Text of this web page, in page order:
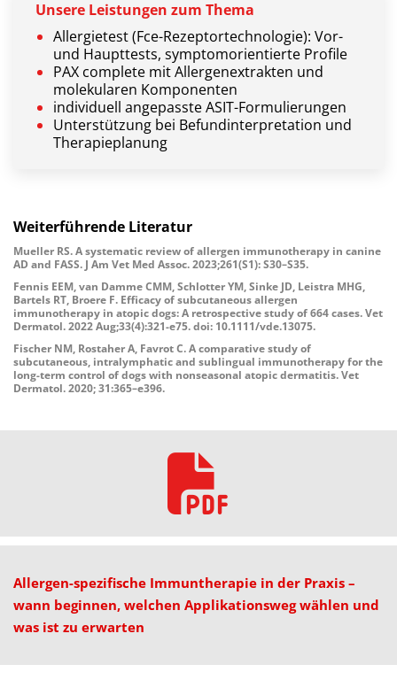
Unsere Leistungen zum Thema
Allergietest (Fce-Rezeptortechnologie): Vor-
und Haupttests, symptomorientierte Profile
PAX complete mit Allergenextrakten und
molekularen Komponenten
individuell angepasste ASIT-Formulierungen
Unterstützung bei Befundinterpretation und
Therapieplanung
Weiterführende Literatur
Mueller RS. A systematic review of allergen immunotherapy in canine
AD and FASS. J Am Vet Med Assoc. 2023;261(S1): S30–S35.
Fennis EEM, van Damme CMM, Schlotter YM, Sinke JD, Leistra MHG,
Bartels RT, Broere F. Efficacy of subcutaneous allergen
immunotherapy in atopic dogs: A retrospective study of 664 cases. Vet
Dermatol. 2022 Aug;33(4):321-e75. doi: 10.1111/vde.13075.
Fischer NM, Rostaher A, Favrot C. A comparative study of
subcutaneous, intralymphatic and sublingual immunotherapy for the
long-term control of dogs with nonseasonal atopic dermatitis. Vet
Dermatol. 2020; 31:365–e396.
Allergen-spezifische Immuntherapie in der Praxis –
wann beginnen, welchen Applikationsweg wählen und
was ist zu erwarten